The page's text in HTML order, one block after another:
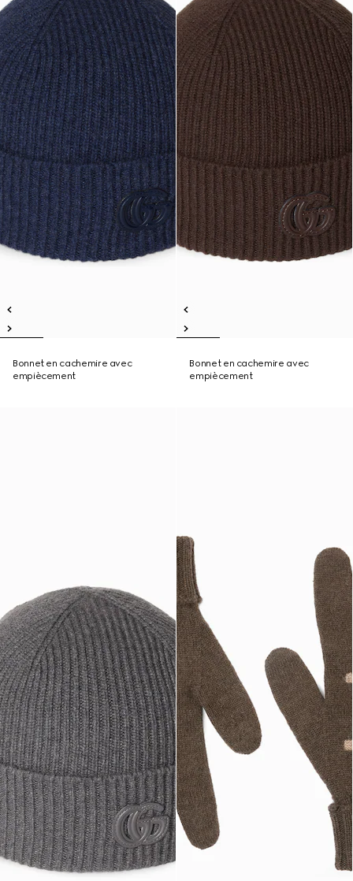
Bonnet en cachemire avec
empiècement
Bonnet en cachemire avec
empiècement